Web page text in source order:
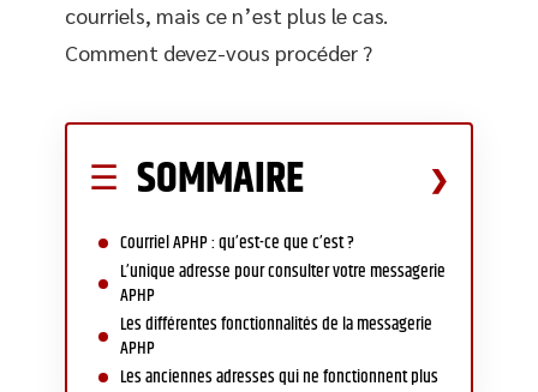
courriels, mais ce n’est plus le cas.
Comment devez-vous procéder ?
SOMMAIRE
Courriel APHP : qu’est-ce que c’est ?
L’unique adresse pour consulter votre messagerie
APHP
Les différentes fonctionnalités de la messagerie
APHP
Les anciennes adresses qui ne fonctionnent plus